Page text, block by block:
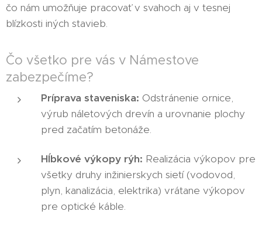
čo nám umožňuje pracovať v svahoch aj v tesnej
blízkosti iných stavieb.
Čo všetko pre vás v Námestove
zabezpečíme?
Príprava staveniska: Odstránenie ornice,
výrub náletových drevín a urovnanie plochy
pred začatím betonáže.
Hĺbkové výkopy rýh: Realizácia výkopov pre
všetky druhy inžinierskych sietí (vodovod,
plyn, kanalizácia, elektrika) vrátane výkopov
pre optické káble.